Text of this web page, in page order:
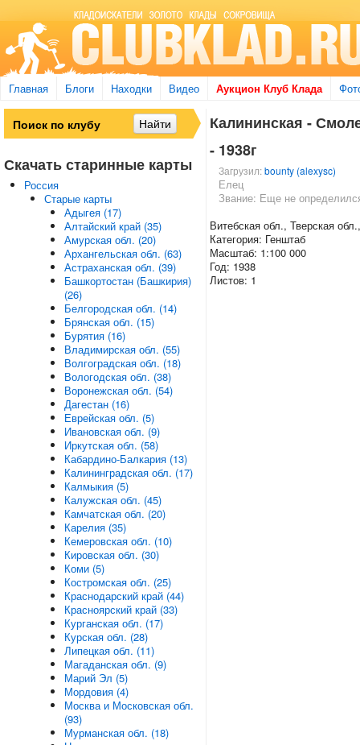
Главная Блоги Находки Видео Аукцион Клуб Клада
Калининская -
- 1938г
Загрузил:bounty (alexysc)
Елец
Звание: Еще не
Витебская обл., Тверская
Категория: Генштаб
Масштаб: 1:100 000
Год: 1938
Листов: 1
Скачать старинные карты
Россия
Старые карты
Адыгея (17)
Алтайский край (35)
Амурская обл. (20)
Архангельская обл. (63)
Астраханская обл. (39)
Башкортостан (Башкирия)
(26)
Белгородская обл. (14)
Брянская обл. (15)
Бурятия (16)
Владимирская обл. (55)
Волгоградская обл. (18)
Вологодская обл. (38)
Воронежская обл. (54)
Дагестан (16)
Еврейская обл. (5)
Ивановская обл. (9)
Иркутская обл. (58)
Кабардино-Балкария (13)
Калининградская обл. (17)
Калмыкия (5)
Калужская обл. (45)
Камчатская обл. (20)
Карелия (35)
Кемеровская обл. (10)
Кировская обл. (30)
Коми (5)
Костромская обл. (25)
Краснодарский край (44)
Красноярский край (33)
Курганская обл. (17)
Курская обл. (28)
Липецкая обл. (11)
Магаданская обл. (9)
Марий Эл (5)
Мордовия (4)
Москва и Московская обл.
(93)
Мурманская обл. (18)